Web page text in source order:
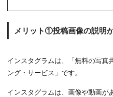
メリット①投稿画像の説明
インスタグラムは、「無料の写真
ング・サービス」です。
インスタグラムは、画像や動画が